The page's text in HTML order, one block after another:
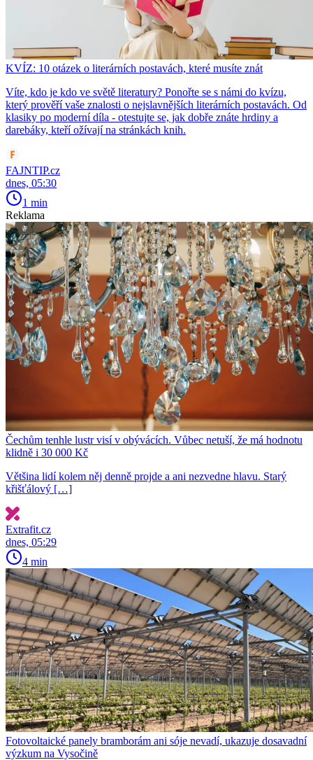
KVÍZ: 10 otázek o literárních postavách, které musíte znát
Víte, kdo je kdo ve světě literatury? Ponořte se s námi do kvízu,
který prověří vaše znalosti o nejslavnějších literárních postavách. Od
klasiky po moderní díla - otestujte se, jak dobře znáte hrdiny a
darebáky, kteří ožívají na stránkách knih.
FAJNTIP.cz
dnes, 05:30
1 min
Reklama
Čechům tenhle lustr visí v obývácích. Vůbec netuší, že má hodnotu
klidně i 30 000 Kč
Většina lidí kolem něj denně projde a ani nezvedne hlavu. Starý
křišťálový […]
Extrafit.cz
dnes, 05:29
4 min
Fotovoltaické panely bramborám ani sóje nevadí, ukazuje dosavadní
výzkum na Vysočině